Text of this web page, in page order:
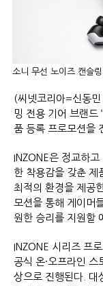
소니 무선 노이즈 캔슬
(씨넷코리아=신동민
밍 전용 기어 브랜드
품 등록 프로모션을
INZONE은 정교하
한 착용감을 갖춘 제
최적의 환경을 제공
모션을 통해 게이머
원한 승리를 지원할
INZONE 시리즈 프
공식 온·오프라인 스
상으로 진행된다. 대